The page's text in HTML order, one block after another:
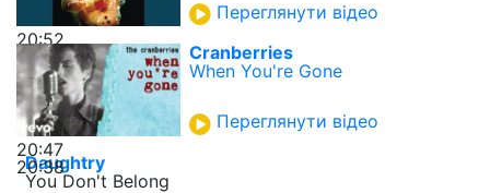
20:52
Переглянути відео
20:47
Cranberries
When You're Gone
Переглянути відео
20:38
Daughtry
You Don't Belong